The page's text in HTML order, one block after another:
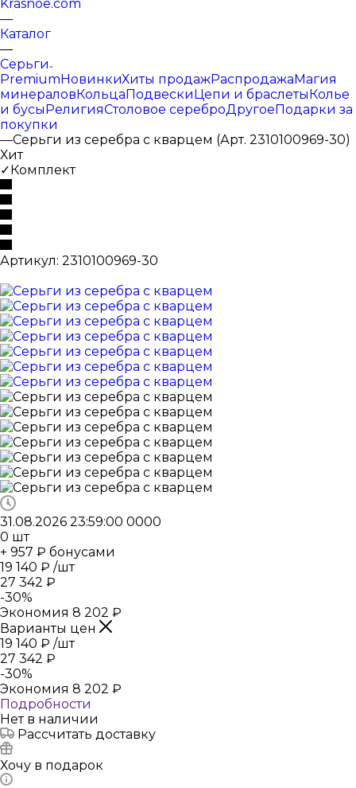
Krasnoe.com
—
Каталог
—
Серьги
PremiumНовинкиХиты продажРаспродажаМагия
минераловКольцаПодвескиЦепи и браслетыКолье
и бусыРелигияСтоловое сереброДругоеПодарки за
покупки
—Серьги из серебра с кварцем (Арт. 2310100969-30)
Хит
✓Комплект
Артикул: 2310100969-30
31.08.2026 23:59:00 0000
0 шт
+ 957 ₽ бонусами
19 140 ₽ /шт
27 342 ₽
-30%
Экономия 8 202 ₽
Варианты цен
19 140 ₽ /шт
27 342 ₽
-30%
Экономия 8 202 ₽
Подробности
Нет в наличии
Рассчитать доставку
Хочу в подарок